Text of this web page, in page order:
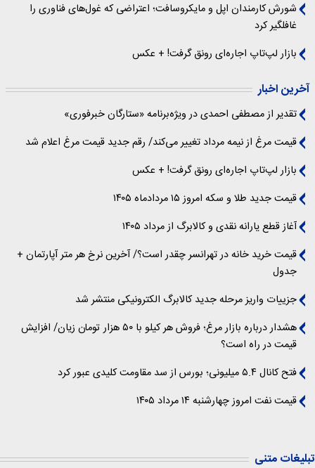
شورش کارمندان اپل و مایکروسافت؛ اعتراضی که غول‌های فناوری را
غافلگیر کرد
بازار لپ‌تاپ اجاره‌ای رونق گرفت! + عکس
آخرین اخبار
تقدیر از مصطفی احمدی در ویژه‌برنامه «ستارگان خبرفوری»
قیمت مرغ از نیمه مرداد تغییر می‌کند/ رقم جدید قیمت مرغ اعلام شد
بازار لپ‌تاپ اجاره‌ای رونق گرفت! + عکس
قیمت جدید طلا و سکه امروز ۱۵ مردادماه ۱۴۰۵
آغاز قطع یارانه نقدی و کالابرگ از مرداد ۱۴۰۵
قیمت خرید خانه در تهرانسر چقدر است؟/ آخرین نرخ هر متر آپارتمان +
جدول
جزییات واریز مرحله جدید کالابرگ الکترونیکی منتشر شد
هشدار درباره بازار مرغ؛ فروش هر کیلو با ۵۰ هزار تومان زیان/ افزایش
قیمت در راه است؟
فتح کانال ۵.۴ میلیونی؛ بورس از سد مقاومت کلیدی عبور کرد
قیمت نفت امروز چهارشنبه ۱۴ مرداد ۱۴۰۵
تبلیغات متنی